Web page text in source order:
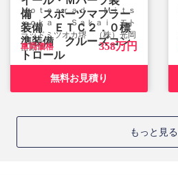
備 スポーツマフラー
装備 ＥＴＣ２．０標
準装備 クルーズコン
トロール
Ｍｏｔｏｒｒａｄ Ｍｉｔｓ
ｕｏｋａ Ｓａｋａｉ モト
ラッドミツオカ堺 （株）光岡
自動車
車両価格 358万円
無料お見積り
もっと見る